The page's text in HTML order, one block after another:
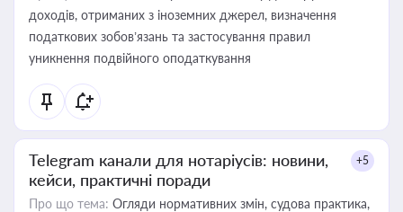
доходів, отриманих з іноземних джерел, визначення
податкових зобов’язань та застосування правил
уникнення подвійного оподаткування
Telegram канали для нотаріусів: новини,
кейси, практичні поради
+5
Про що тема: Огляди нормативних змін, судова практика,